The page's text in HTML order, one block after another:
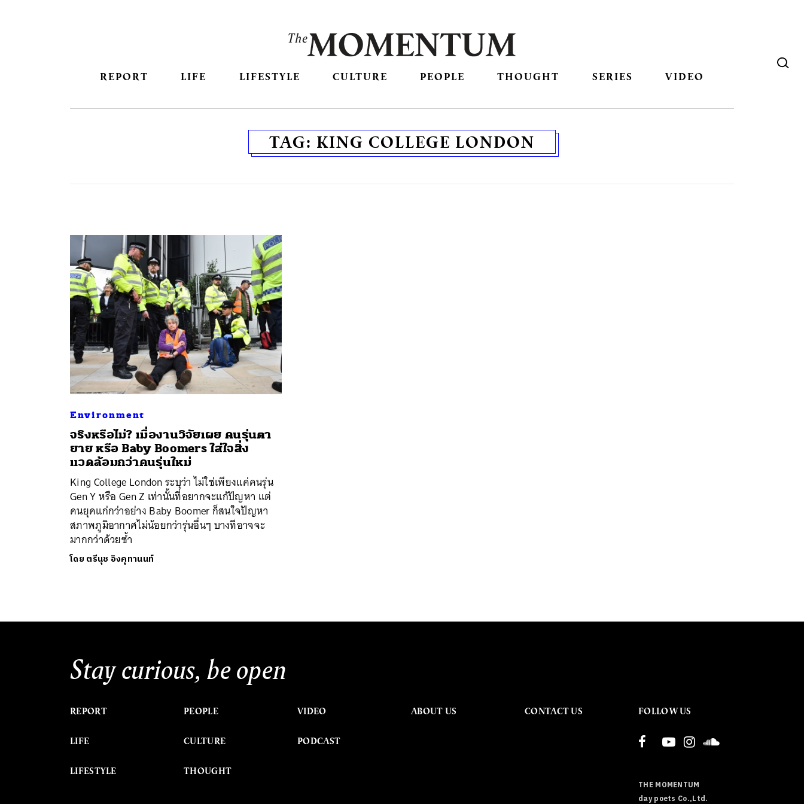
REPORT LIFE LIFESTYLE CULTURE PEOPLE THOUGHT SERIES VIDEO
TAG: KING COLLEGE LONDON
Environment
จริงหรือไม่? เมื่องานวิจัยเผย คนรุ่นตา
ยาย หรือ Baby Boomers ใส่ใจสิ่ง
แวดล้อมกว่าคนรุ่นใหม่
King College London ระบุว่า ไม่ใช่เพียงแค่คนรุ่น
Gen Y หรือ Gen Z เท่านั้นที่อยากจะแก้ปัญหา แต่
คนยุคแก่กว่าอย่าง Baby Boomer ก็สนใจปัญหา
สภาพภูมิอากาศไม่น้อยกว่ารุ่นอื่นๆ บางทีอาจจะ
มากกว่าด้วยซ้ำ
โดย ตรีนุช อิงคุทานนท์
Stay curious, be open
REPORT
LIFE
LIFESTYLE
PEOPLE
CULTURE
THOUGHT
VIDEO
PODCAST
ABOUT US CONTACT US FOLLOW US
THE MOMENTUM
day poets Co.,Ltd.